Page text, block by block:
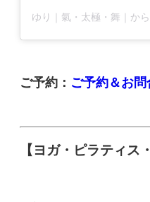
ご予約： ご予約＆お
【ヨガ・ピラティス